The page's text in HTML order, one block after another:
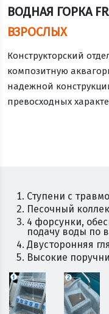
ВОДНАЯ ГОРКА
ВЗРОСЛЫХ
Конструкторский
композитную
надежной
превосходных
Ступени с
Песочный
4 форсунки,
подачу воды по
Двусторонняя
Высокие